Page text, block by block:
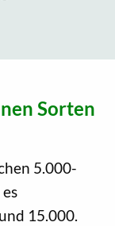
Sorten
5.000-
15.000.